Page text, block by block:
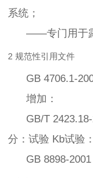
系统；
——专门用于露
2 规范性引用文件
GB 4706.1-
增加：
GB/T 2423.18-
分：试验 Kb试验
GB 8898-2001